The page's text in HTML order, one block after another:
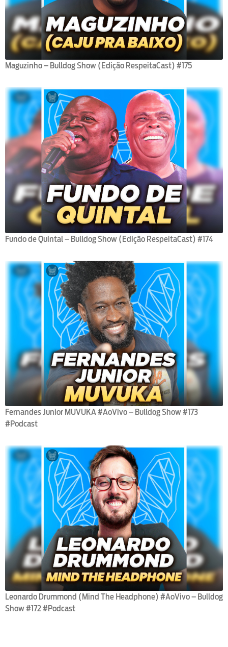
Maguzinho – Bulldog Show (Edição RespeitaCast) #175
Fundo de Quintal – Bulldog Show (Edição RespeitaCast) #174
Fernandes Junior MUVUKA #AoVivo – Bulldog Show #173
#Podcast
Leonardo Drummond (Mind The Headphone) #AoVivo – Bulldog
Show #172 #Podcast